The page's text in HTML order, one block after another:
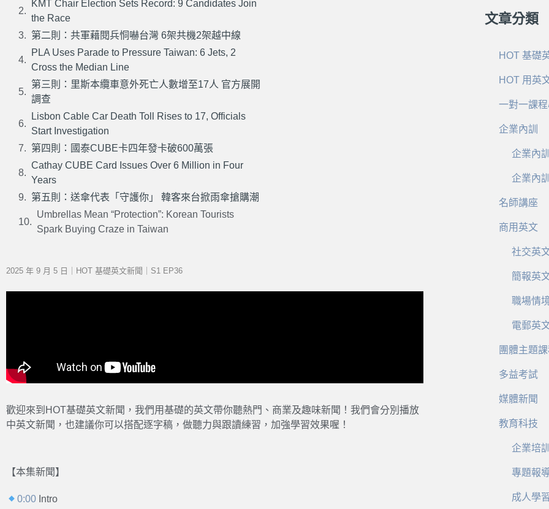
KMT Chair Election Sets Record: 9 Candidates Join
the Race
第二則：共軍藉閱兵恫嚇台灣 6架共機2架越中線
PLA Uses Parade to Pressure Taiwan: 6 Jets, 2
Cross the Median Line
第三則：里斯本纜車意外死亡人數增至17人 官方展開
調查
Lisbon Cable Car Death Toll Rises to 17, Officials
Start Investigation
第四則：國泰CUBE卡四年發卡破600萬張
Cathay CUBE Card Issues Over 6 Million in Four
Years
第五則：送傘代表「守護你」 韓客來台掀雨傘搶購潮
Umbrellas Mean “Protection”: Korean Tourists
Spark Buying Craze in Taiwan
2025 年 9 月 5 日｜HOT 基礎英文新聞｜S1 EP36
歡迎來到HOT基礎英文新聞，我們用基礎的英文帶你聽熱門、商業及趣味新聞！我們會分別播放
中英文新聞，也建議你可以搭配逐字稿，做聽力與跟讀練習，加強學習效果喔！
【本集新聞】
0:00 Intro
文章分類
HOT 基礎
HOT 用英
一對一課
企業內訓
企業內
企業內
名師講座
商用英文
社交英
簡報英
職場情
電郵英
團體主題
多益考試
媒體新聞
教育科技
企業培
專題報
成人學